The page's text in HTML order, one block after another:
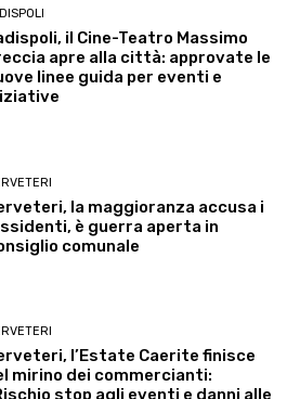
il Cine-Teatro Massimo
apre alla città: approvate le
linee guida per eventi e
la maggioranza accusa i
è guerra aperta in
comunale
l’Estate Caerite finisce
mirino dei commercianti:
stop agli eventi e danni alle